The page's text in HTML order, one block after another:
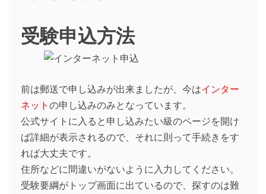
受験申込方法
前は郵送で申し込みが出来ましたが、今はインター
ネット の申し込みのみとなっています。
公式サイトに入ると申し込みたい級のページを開け
ば詳細が表示されるので、それに則って手続きをす
れば大丈夫です。
住所などに間違いがないように入力してください。
受験要綱がトップ画面に出ているので、探すのは難